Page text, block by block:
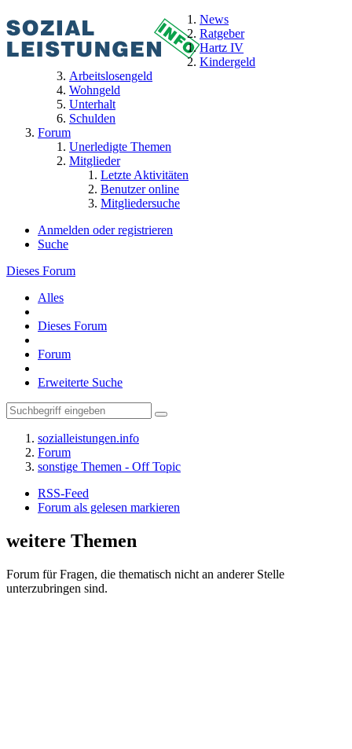
News
Ratgeber
Hartz IV
Kindergeld
Arbeitslosengeld
Wohngeld
Unterhalt
Schulden
Forum
Unerledigte Themen
Mitglieder
Letzte Aktivitäten
Benutzer online
Mitgliedersuche
Anmelden oder registrieren
Suche
Dieses Forum
Alles
Dieses Forum
Forum
Erweiterte Suche
sozialleistungen.info
Forum
sonstige Themen - Off Topic
RSS-Feed
Forum als gelesen markieren
weitere Themen
Forum für Fragen, die thematisch nicht an anderer Stelle
unterzubringen sind.